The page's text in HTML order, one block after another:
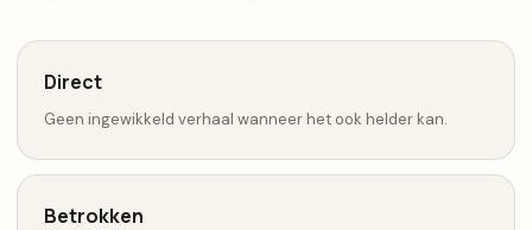
Direct
Geen ingewikkeld verhaal wanneer het ook helder kan.
Betrokken